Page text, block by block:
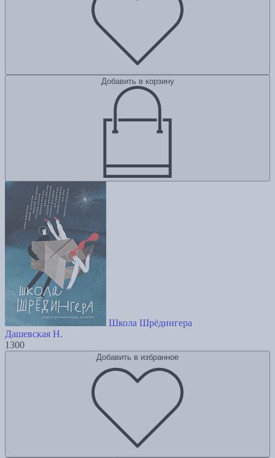
Добавить в корзину
Школа Шрёдингера
Дашевская Н.
1300
Добавить в избранное